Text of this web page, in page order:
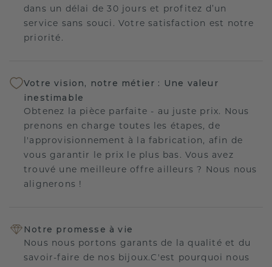
dans un délai de 30 jours et profitez d’un
service sans souci. Votre satisfaction est notre
priorité.
Votre vision, notre métier : Une valeur
inestimable
Obtenez la pièce parfaite - au juste prix. Nous
prenons en charge toutes les étapes, de
l'approvisionnement à la fabrication, afin de
vous garantir le prix le plus bas. Vous avez
trouvé une meilleure offre ailleurs ? Nous nous
alignerons !
Notre promesse à vie
Nous nous portons garants de la qualité et du
savoir-faire de nos bijoux.C'est pourquoi nous